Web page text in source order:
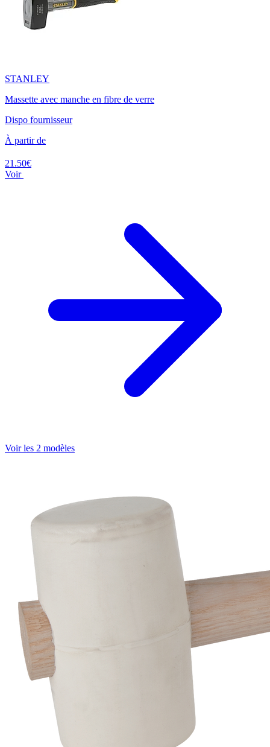
STANLEY
Massette avec manche en fibre de verre
Dispo fournisseur
À partir de
21.50€
Voir
Voir les 2 modèles